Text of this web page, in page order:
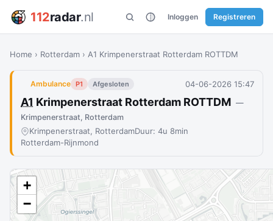
112radar.nl Inloggen Registreren
Home › Rotterdam › A1 Krimpenerstraat Rotterdam ROTTDM
Ambulance P1 Afgesloten 04-06-2026 15:47
A1 Krimpenerstraat Rotterdam ROTTDM —
Krimpenerstraat, Rotterdam
Krimpenerstraat, RotterdamDuur: 4u 8min
Rotterdam-Rijnmond
+
−